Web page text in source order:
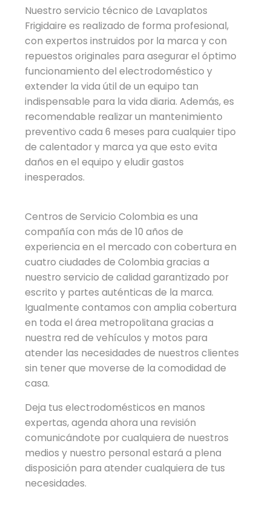
Nuestro servicio técnico de Lavaplatos
Frigidaire es realizado de forma profesional,
con expertos instruidos por la marca y con
repuestos originales para asegurar el óptimo
funcionamiento del electrodoméstico y
extender la vida útil de un equipo tan
indispensable para la vida diaria. Además, es
recomendable realizar un mantenimiento
preventivo cada 6 meses para cualquier tipo
de calentador y marca ya que esto evita
daños en el equipo y eludir gastos
inesperados.
Centros de Servicio Colombia es una
compañía con más de 10 años de
experiencia en el mercado con cobertura en
cuatro ciudades de Colombia gracias a
nuestro servicio de calidad garantizado por
escrito y partes auténticas de la marca.
Igualmente contamos con amplia cobertura
en toda el área metropolitana gracias a
nuestra red de vehículos y motos para
atender las necesidades de nuestros clientes
sin tener que moverse de la comodidad de
casa.
Deja tus electrodomésticos en manos
expertas, agenda ahora una revisión
comunicándote por cualquiera de nuestros
medios y nuestro personal estará a plena
disposición para atender cualquiera de tus
necesidades.